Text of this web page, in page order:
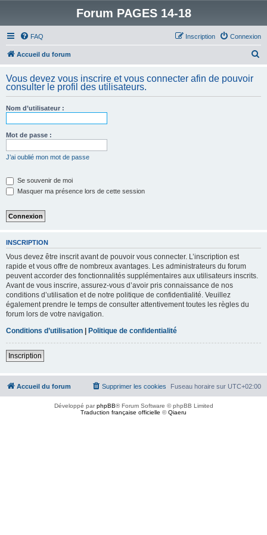
Forum PAGES 14-18
FAQ Connexion
Inscription
Accueil du forum
h
Vous devez vous inscrire et vous connecter afin de pouvoir
consulter le profil des utilisateurs.
Nom d’utilisateur :
Mot de passe :
J’ai oublié mon mot de passe
Se souvenir de moi
Masquer ma présence lors de cette session
INSCRIPTION
Vous devez être inscrit avant de pouvoir vous connecter. L’inscription est
rapide et vous offre de nombreux avantages. Les administrateurs du forum
peuvent accorder des fonctionnalités supplémentaires aux utilisateurs inscrits.
Avant de vous inscrire, assurez-vous d’avoir pris connaissance de nos
conditions d’utilisation et de notre politique de confidentialité. Veuillez
également prendre le temps de consulter attentivement toutes les règles du
forum lors de votre navigation.
Conditions d’utilisation | Politique de confidentialité
Inscription
Accueil du forum Fuseau horaire sur UTC+02:00
Supprimer les cookies
Développé parphpBB® Forum Software © phpBB Limited
Traduction française officielle ©Qiaeru